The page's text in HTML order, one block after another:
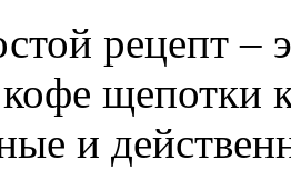
рецепт –
щепотки
и